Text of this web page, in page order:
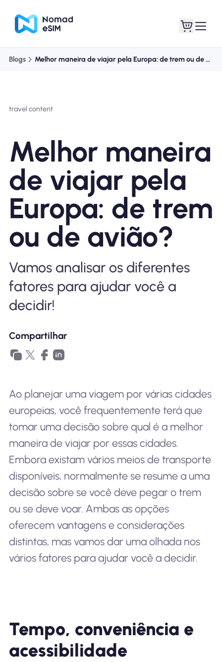
Sobre o eSIM
Por que Nomad eSIM
Usando um eSIM
Blogs Melhor maneira de viajar pela Europa: de trem ou de avião?
travel content
Melhor maneira
de viajar pela
Europa: de trem
ou de avião?
Vamos analisar os diferentes
fatores para ajudar você a
decidir!
Compartilhar
Ao planejar uma viagem por várias cidades
europeias, você frequentemente terá que
tomar uma decisão sobre qual é a melhor
maneira de viajar por essas cidades.
Embora existam vários meios de transporte
disponíveis, normalmente se resume a uma
decisão sobre se você deve pegar o trem
ou se deve voar. Ambas as opções
oferecem vantagens e considerações
distintas, mas vamos dar uma olhada nos
vários fatores para ajudar você a decidir.
Tempo, conveniência e
acessibilidade